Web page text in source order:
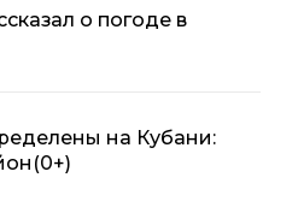
о погоде в
на Кубани:
(0+)